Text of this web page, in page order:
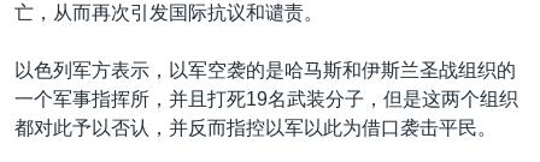
亡，从而再次引发国际抗议和谴责。
以色列军方表示，以军空袭的是哈马斯和伊斯兰圣战组织的
一个军事指挥所，并且打死19名武装分子，但是这两个组织
都对此予以否认，并反而指控以军以此为借口袭击平民。